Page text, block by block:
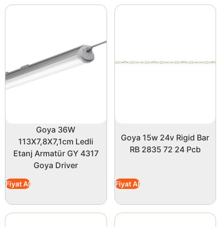
Goya 36W
113X7,8X7,1cm Ledli
Etanj Armatür GY 4317
Goya Driver
Fiyat Al
Goya 15w 24v Rigid Bar
RB 2835 72 24 Pcb
Fiyat Al